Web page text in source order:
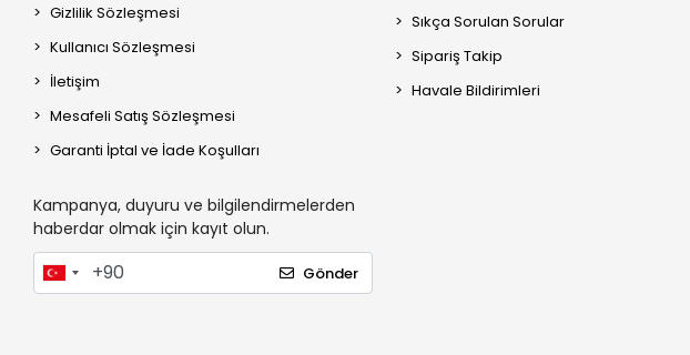
Gizlilik Sözleşmesi
Kullanıcı Sözleşmesi
İletişim
Mesafeli Satış Sözleşmesi
Garanti İptal ve İade Koşulları
Kampanya, duyuru ve bilgilendirmelerden
haberdar olmak için kayıt olun.
Gönder
Sıkça Sorulan Sorular
Sipariş Takip
Havale Bildirimleri